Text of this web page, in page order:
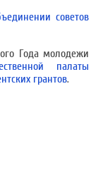
советов
Года молодежи
палаты
грантов.